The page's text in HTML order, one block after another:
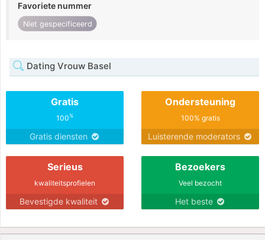
Favoriete nummer
Niet gespecificeerd
Dating Vrouw Basel
Gratis
100%
Gratis diensten
Ondersteuning
100% gratis
Luisterende moderators
Serieus
kwaliteitsprofielen
Bevestigde kwaliteit
Bezoekers
Veel bezocht
Het beste